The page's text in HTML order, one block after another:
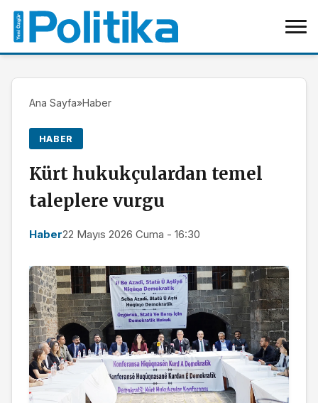
Ana Sayfa»Haber
HABER
Kürt hukukçulardan temel
taleplere vurgu
Haber22 Mayıs 2026 Cuma - 16:30